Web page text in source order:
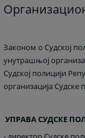
Законом о Судској
унутрашњој
Судској полицији
организација Судске
УПРАВА СУДСКЕ